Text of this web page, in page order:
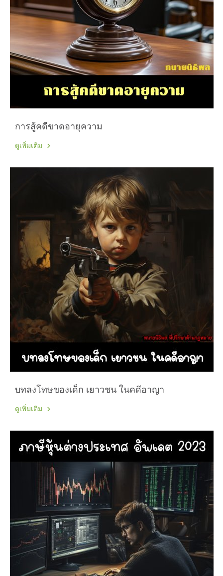
การสู้คดีขาดอายุความ
ดูเพิ่มเติม
บทลงโทษของเด็ก เยาวชน ในคดีอาญา
ดูเพิ่มเติม